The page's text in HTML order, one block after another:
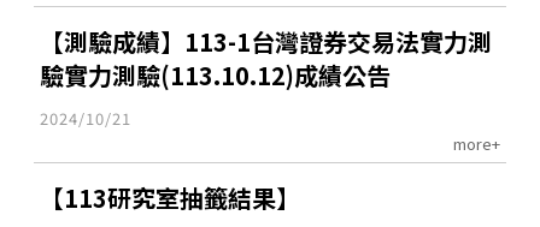
【測驗成績】113-1台灣證券交易法實力測
驗實力測驗(113.10.12)成績公告
2024/10/21
more+
【113研究室抽籤結果】